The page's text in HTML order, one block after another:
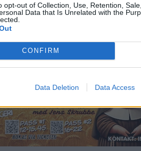
opt-out of Collection, Use, Retention,
Data that Is Unrelated with the
CONFIRM
Data Deletion Data Access
att Arvid är så okomplicerad